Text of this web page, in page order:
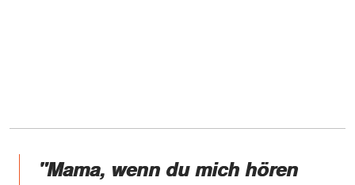
"Mama, wenn du mich hören